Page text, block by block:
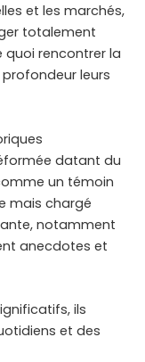
et les marchés,
totalement
quoi rencontrer la
leurs
datant du
un témoin
mais chargé
notamment
anecdotes et
ils
et des